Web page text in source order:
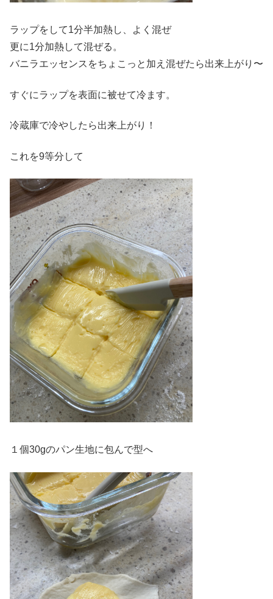
ラップをして1分半加熱し、よく混ぜ
更に1分加熱して混ぜる。
バニラエッセンスをちょこっと加え混ぜたら出来上がり〜
すぐにラップを表面に被せて冷ます。
冷蔵庫で冷やしたら出来上がり！
これを9等分して
１個30gのパン生地に包んで型へ